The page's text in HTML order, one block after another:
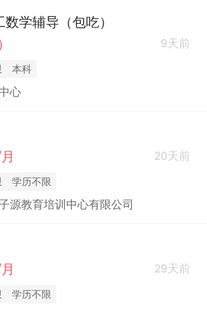
学辅导（包吃）
9天前
本科
心
20天前
学历不限
源教育培训中心有限公司
29天前
学历不限